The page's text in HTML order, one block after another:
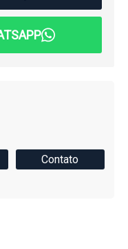
Contato